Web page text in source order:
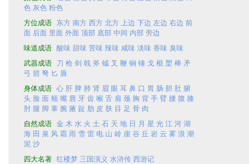
色 灰色 粉色
方位成语 东方 南方 西方 北方 上边 下边 左边 右边 前
面 后面 里面 外面 顶部 底部 中间 内部 旁边
味道成语 酸味 甜味 苦味 辣味 咸味 淡味 香味 臭味
武器成语 刀 枪 剑 戟 斧 钺 叉 鞭 锏 锤 戈 棍 槊 棒 矛
弓 箭 弩 匕 盾
身体成语 心 肝 脾 肺 肾 眉 眼 耳 鼻 口 胃 肠 胆 肚 腑
头 脸 面 颊 嘴 唇 牙 齿 喉 舌 肩 颈 胸 背 手 臂 腰 腹 膝
肘 腿 脚 掌 腕 腋 趾 肋 皮 肤 目 足 骨 肉
自然成语 金 木 水 火 土 石 天 地 日 月 星 光 江 河 湖
海 田 泉 风 霜 雨 雪 雷 电 山 岭 崖 谷 丘 岩 云 雾 浪 潮
泥 沙
四大名著 红楼梦 三国演义 水浒传 西游记